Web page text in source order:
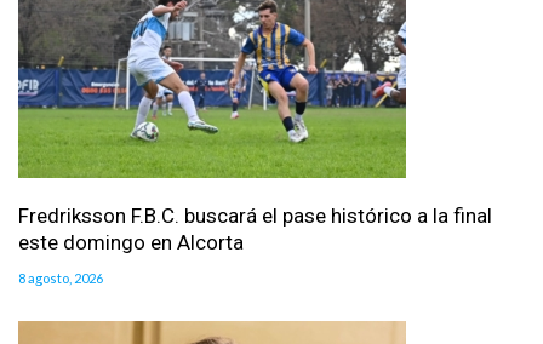
Fredriksson F.B.C. buscará el pase histórico a la final
este domingo en Alcorta
8 agosto, 2026